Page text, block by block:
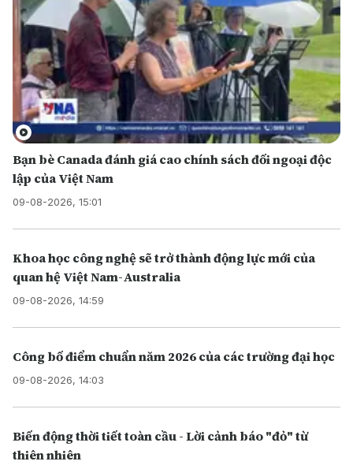
Bạn bè Canada đánh giá cao chính sách đối ngoại độc
lập của Việt Nam
09-08-2026, 15:01
Khoa học công nghệ sẽ trở thành động lực mới của
quan hệ Việt Nam-Australia
09-08-2026, 14:59
Công bố điểm chuẩn năm 2026 của các trường đại học
09-08-2026, 14:03
Biến động thời tiết toàn cầu - Lời cảnh báo "đỏ" từ
thiên nhiên